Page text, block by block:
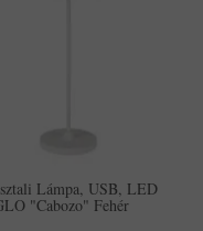
Lámpa, USB, LED
"Cabozo" Fehér